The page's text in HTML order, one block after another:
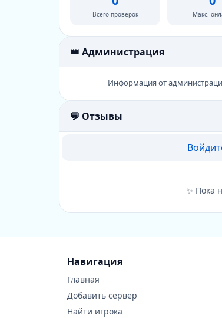
Всего проверок Макс.
👑 Администрация
Информация от
💬 Отзывы
✨ Пока
Навигация
Главная
Добавить сервер
Найти игрока